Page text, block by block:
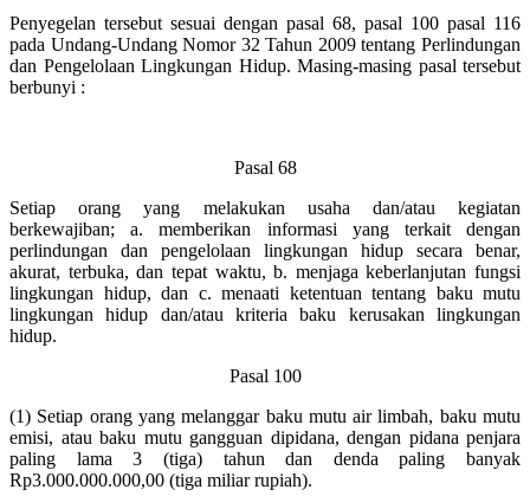
Penyegelan tersebut sesuai dengan pasal 68, pasal 100 pasal 116
pada Undang-Undang Nomor 32 Tahun 2009 tentang Perlindungan
dan Pengelolaan Lingkungan Hidup. Masing-masing pasal tersebut
berbunyi :
Pasal 68
Setiap orang yang melakukan usaha dan/atau kegiatan
berkewajiban; a. memberikan informasi yang terkait dengan
perlindungan dan pengelolaan lingkungan hidup secara benar,
akurat, terbuka, dan tepat waktu, b. menjaga keberlanjutan fungsi
lingkungan hidup, dan c. menaati ketentuan tentang baku mutu
lingkungan hidup dan/atau kriteria baku kerusakan lingkungan
hidup.
Pasal 100
(1) Setiap orang yang melanggar baku mutu air limbah, baku mutu
emisi, atau baku mutu gangguan dipidana, dengan pidana penjara
paling lama 3 (tiga) tahun dan denda paling banyak
Rp3.000.000.000,00 (tiga miliar rupiah).